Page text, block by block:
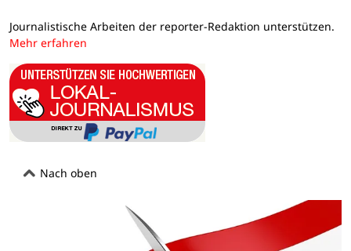
Journalistische Arbeiten der reporter-Redaktion unterstützen.
Mehr erfahren
Nach oben